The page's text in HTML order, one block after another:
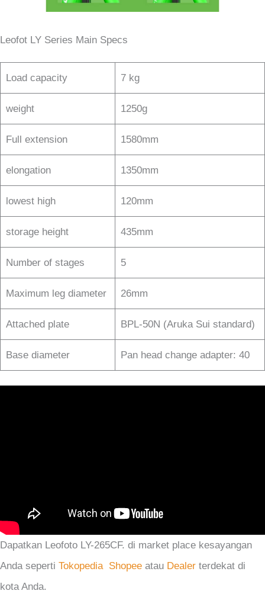
Leofot LY Series Main Specs
Load capacity 7 kg
weight 1250g
Full extension 1580mm
elongation 1350mm
lowest high 120mm
storage height 435mm
Number of stages 5
Maximum leg diameter 26mm
Attached plate BPL-50N (Aruka Sui standard)
Base diameter Pan head change adapter: 40
Dapatkan Leofoto LY-265CF. di market place kesayangan
Anda seperti Tokopedia Shopee atau Dealer terdekat di
kota Anda.